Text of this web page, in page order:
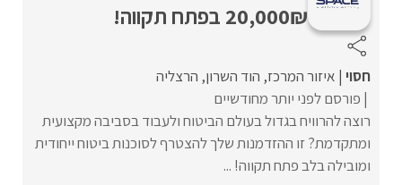
20,000₪ בפתח תקווה!
חסוי איזור המרכז הוד השרון הרצליה
פורסם לפני יותר מחודשיים
רוצה להרוויח בגדול בעולם הביטוח ולעבוד בסביבה מקצועית
ומתקדמת? זו ההזדמנות שלך להצטרף לסוכנות ביטוח ייחודית
ומובילה בלב פתח תקווה! ...